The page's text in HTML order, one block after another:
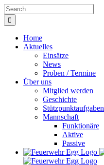
Skip
to
content
Search
for:
Home
Aktuelles
Einsätze
News
Proben / Termine
Über uns
Mitglied werden
Geschichte
Stützpunktaufgaben
Mannschaft
Funktionäre
Aktive
Passive